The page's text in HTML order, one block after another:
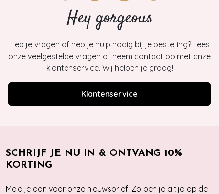
Hey gorgeous
Heb je vragen of heb je hulp nodig bij je bestelling? Lees
onze veelgestelde vragen of neem contact op met onze
klantenservice. Wij helpen je graag!
Klantenservice
SCHRIJF JE NU IN & ONTVANG 10%
KORTING
Meld je aan voor onze nieuwsbrief. Zo ben je altijd op de